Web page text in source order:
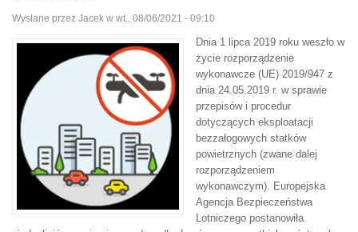
Wysłane przez Jacek w wt., 08/06/2021 - 09:10
Dnia 1 lipca 2019 roku weszło w
życie rozporządzenie
wykonawcze (UE) 2019/947 z
dnia 24.05.2019 r. w sprawie
przepisów i procedur
dotyczących eksploatacji
bezzałogowych statków
powietrznych (zwane dalej
rozporządzeniem
wykonawczym). Europejska
Agencja Bezpieczeństwa
Lotniczego postanowiła